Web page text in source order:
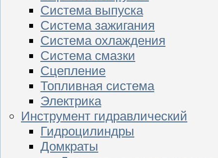
Система выпуска
Система зажигания
Система охлаждения
Система смазки
Сцепление
Топливная система
Электрика
Инструмент гидравлический
Гидроцилиндры
Домкраты